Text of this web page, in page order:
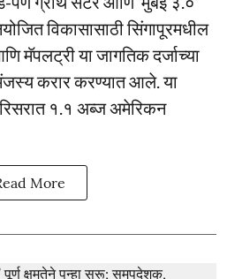
विकासासाठी सिंगापूरमधील
मॅपलट्री या जागतिक दर्जाच्या
करार करण्यात आले. या
१.१ अब्ज अमेरिकन
More